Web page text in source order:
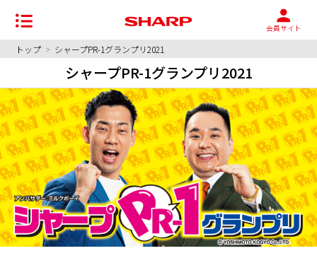
会員サイト
トップ > シャープPR-1グランプリ2021
シャープPR-1グランプリ2021